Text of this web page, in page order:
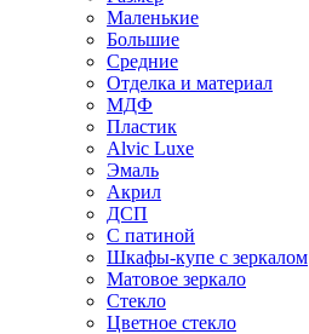
Маленькие
Большие
Средние
Отделка и материал
МДФ
Пластик
Alvic Luxe
Эмаль
Акрил
ДСП
С патиной
Шкафы-купе с зеркалом
Матовое зеркало
Стекло
Цветное стекло